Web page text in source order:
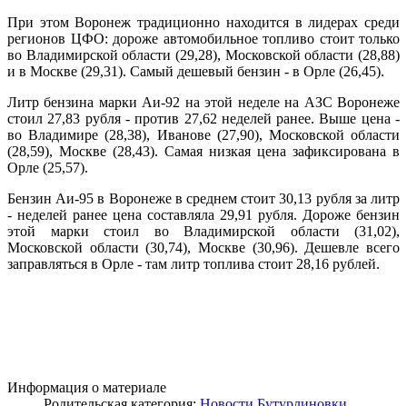
При этом Воронеж традиционно находится в лидерах среди
регионов ЦФО: дороже автомобильное топливо стоит только
во Владимирской области (29,28), Московской области (28,88)
и в Москве (29,31). Самый дешевый бензин - в Орле (26,45).
Литр бензина марки Аи-92 на этой неделе на АЗС Воронеже
стоил 27,83 рубля - против 27,62 неделей ранее. Выше цена -
во Владимире (28,38), Иванове (27,90), Московской области
(28,59), Москве (28,43). Самая низкая цена зафиксирована в
Орле (25,57).
Бензин Аи-95 в Воронеже в среднем стоит 30,13 рубля за литр
- неделей ранее цена составляла 29,91 рубля. Дороже бензин
этой марки стоил во Владимирской области (31,02),
Московской области (30,74), Москве (30,96). Дешевле всего
заправляться в Орле - там литр топлива стоит 28,16 рублей.
Информация о материале